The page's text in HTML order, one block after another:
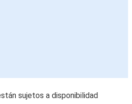
sujetos a disponibilidad